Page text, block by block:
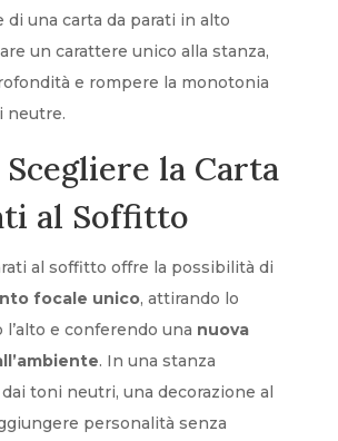
di una carta da parati in alto
un carattere unico alla stanza,
e rompere la monotonia
neutre.
la Carta
al Soffitto
al soffitto offre la possibilità di
focale unico, attirando lo
l’alto e conferendo una nuova
. In una stanza
toni neutri, una decorazione al
personalità senza